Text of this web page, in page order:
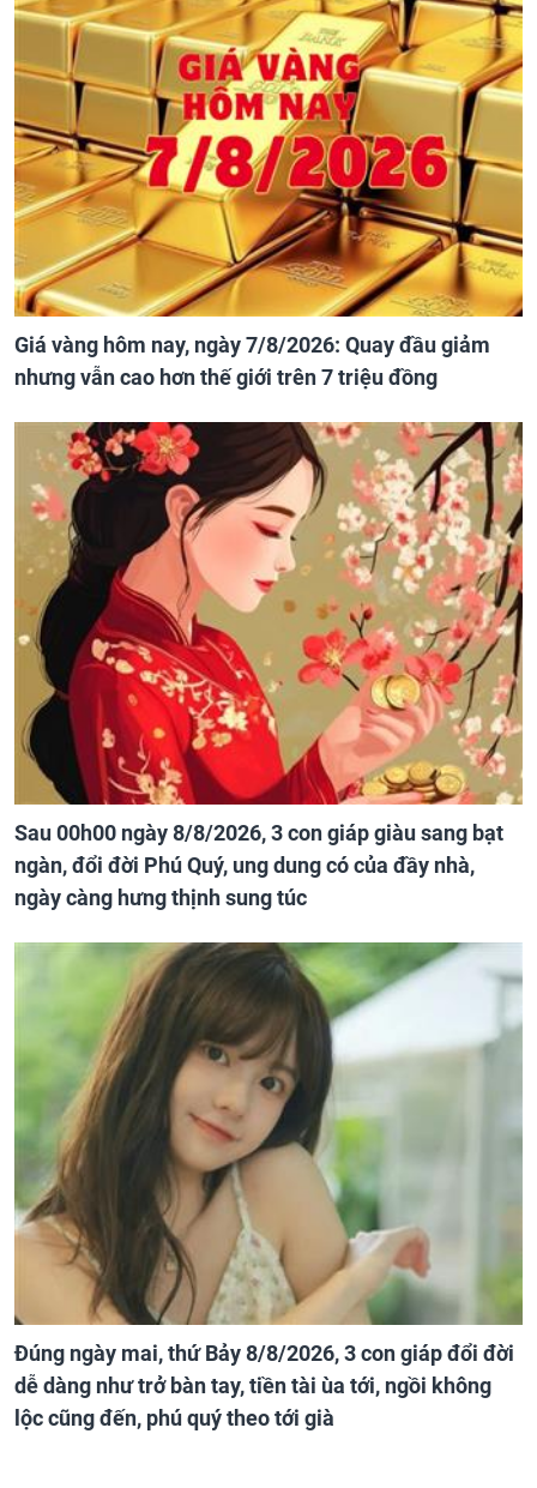
Giá vàng hôm nay, ngày 7/8/2026: Quay đầu giảm
nhưng vẫn cao hơn thế giới trên 7 triệu đồng
Sau 00h00 ngày 8/8/2026, 3 con giáp giàu sang bạt
ngàn, đổi đời Phú Quý, ung dung có của đầy nhà,
ngày càng hưng thịnh sung túc
Đúng ngày mai, thứ Bảy 8/8/2026, 3 con giáp đổi đời
dễ dàng như trở bàn tay, tiền tài ùa tới, ngồi không
lộc cũng đến, phú quý theo tới già